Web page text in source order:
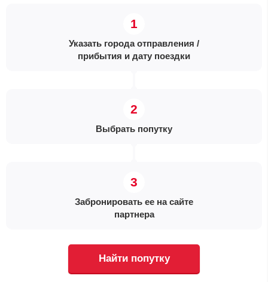
Указать города отправления /
прибытия и дату поездки
Выбрать попутку
Забронировать ее на сайте
партнера
Найти попутку